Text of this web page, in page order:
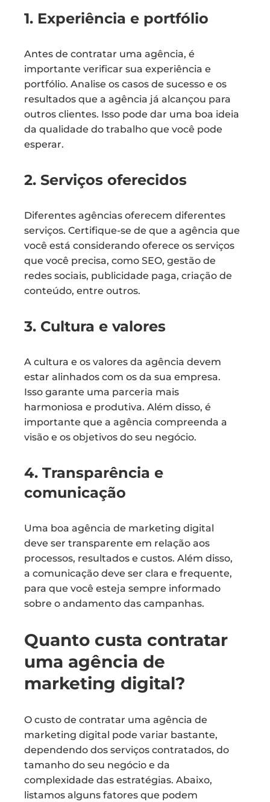
1. Experiência e portfólio
Antes de contratar uma agência, é
importante verificar sua experiência e
portfólio. Analise os casos de sucesso e os
resultados que a agência já alcançou para
outros clientes. Isso pode dar uma boa ideia
da qualidade do trabalho que você pode
esperar.
2. Serviços oferecidos
Diferentes agências oferecem diferentes
serviços. Certifique-se de que a agência que
você está considerando oferece os serviços
que você precisa, como SEO, gestão de
redes sociais, publicidade paga, criação de
conteúdo, entre outros.
3. Cultura e valores
A cultura e os valores da agência devem
estar alinhados com os da sua empresa.
Isso garante uma parceria mais
harmoniosa e produtiva. Além disso, é
importante que a agência compreenda a
visão e os objetivos do seu negócio.
4. Transparência e
comunicação
Uma boa agência de marketing digital
deve ser transparente em relação aos
processos, resultados e custos. Além disso,
a comunicação deve ser clara e frequente,
para que você esteja sempre informado
sobre o andamento das campanhas.
Quanto custa contratar
uma agência de
marketing digital?
O custo de contratar uma agência de
marketing digital pode variar bastante,
dependendo dos serviços contratados, do
tamanho do seu negócio e da
complexidade das estratégias. Abaixo,
listamos alguns fatores que podem